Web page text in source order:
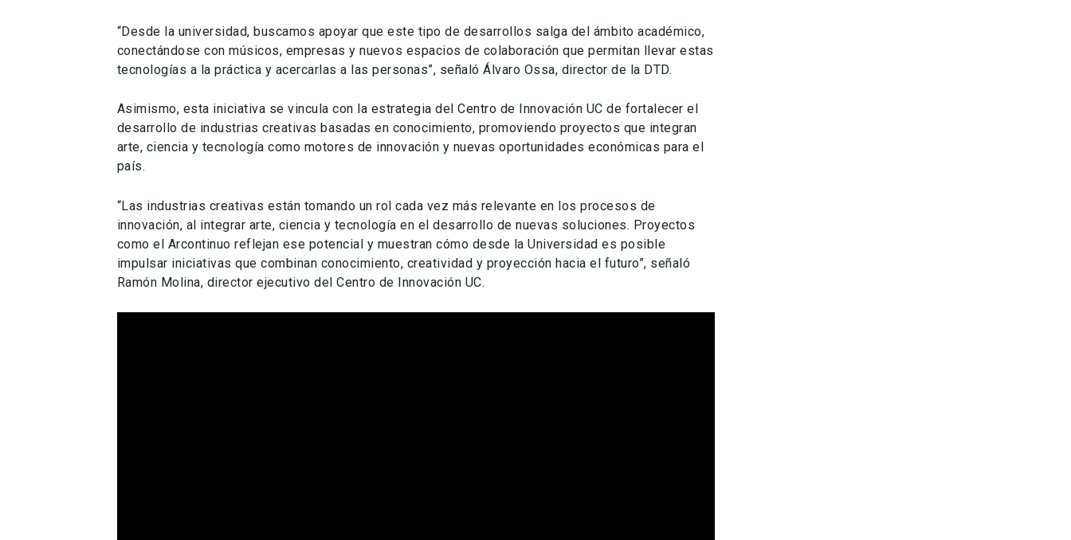
“Desde la universidad, buscamos apoyar que este tipo de desarrollos salga del ámbito académico,
conectándose con músicos, empresas y nuevos espacios de colaboración que permitan llevar estas
tecnologías a la práctica y acercarlas a las personas”, señaló Álvaro Ossa, director de la DTD.
Asimismo, esta iniciativa se vincula con la estrategia del Centro de Innovación UC de fortalecer el
desarrollo de industrias creativas basadas en conocimiento, promoviendo proyectos que integran
arte, ciencia y tecnología como motores de innovación y nuevas oportunidades económicas para el
país.
“Las industrias creativas están tomando un rol cada vez más relevante en los procesos de
innovación, al integrar arte, ciencia y tecnología en el desarrollo de nuevas soluciones. Proyectos
como el Arcontinuo reflejan ese potencial y muestran cómo desde la Universidad es posible
impulsar iniciativas que combinan conocimiento, creatividad y proyección hacia el futuro”, señaló
Ramón Molina, director ejecutivo del Centro de Innovación UC.